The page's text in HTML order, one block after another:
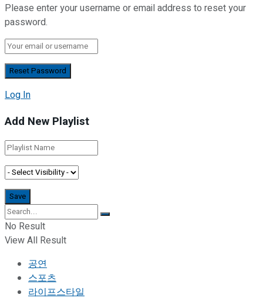
Please enter your username or email address to reset your
password.
Log In
Add New Playlist
No Result
View All Result
공연
스포츠
라이프스타일